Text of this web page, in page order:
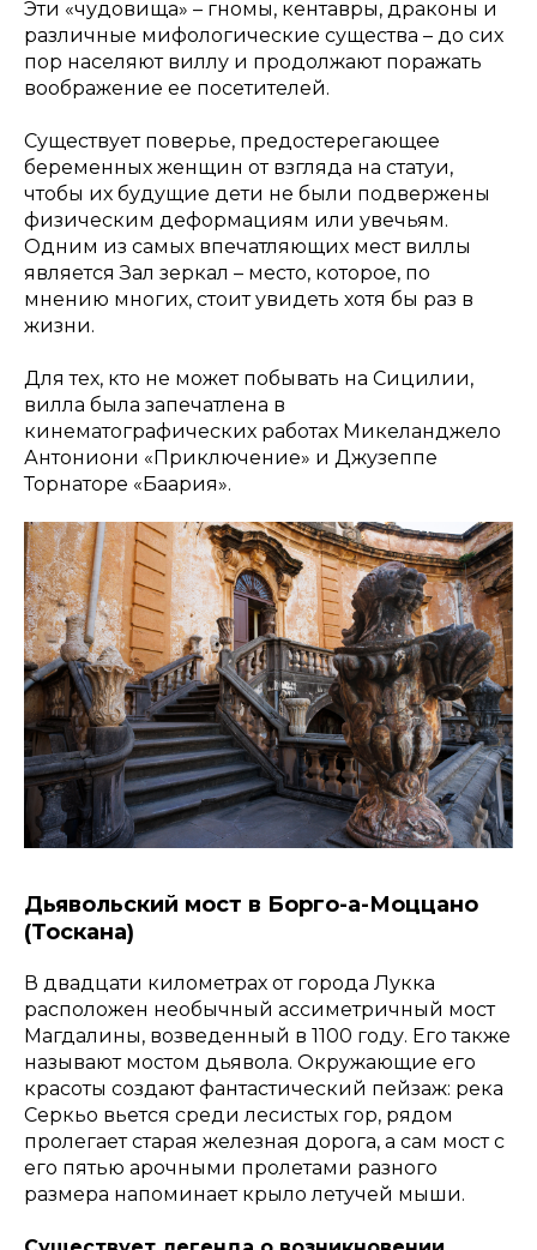
Эти «чудовища» – гномы, кентавры, драконы и
различные мифологические существа – до сих
пор населяют виллу и продолжают поражать
воображение ее посетителей.
Существует поверье, предостерегающее
беременных женщин от взгляда на статуи,
чтобы их будущие дети не были подвержены
физическим деформациям или увечьям.
Одним из самых впечатляющих мест виллы
является Зал зеркал – место, которое, по
мнению многих, стоит увидеть хотя бы раз в
жизни.
Для тех, кто не может побывать на Сицилии,
вилла была запечатлена в
кинематографических работах Микеланджело
Антониони «Приключение» и Джузеппе
Торнаторе «Баария».
Дьявольский мост в Борго-а-Моццано
(Тоскана)
В двадцати километрах от города Лукка
расположен необычный ассиметричный мост
Магдалины, возведенный в 1100 году. Его также
называют мостом дьявола. Окружающие его
красоты создают фантастический пейзаж: река
Серкьо вьется среди лесистых гор, рядом
пролегает старая железная дорога, а сам мост с
его пятью арочными пролетами разного
размера напоминает крыло летучей мыши.